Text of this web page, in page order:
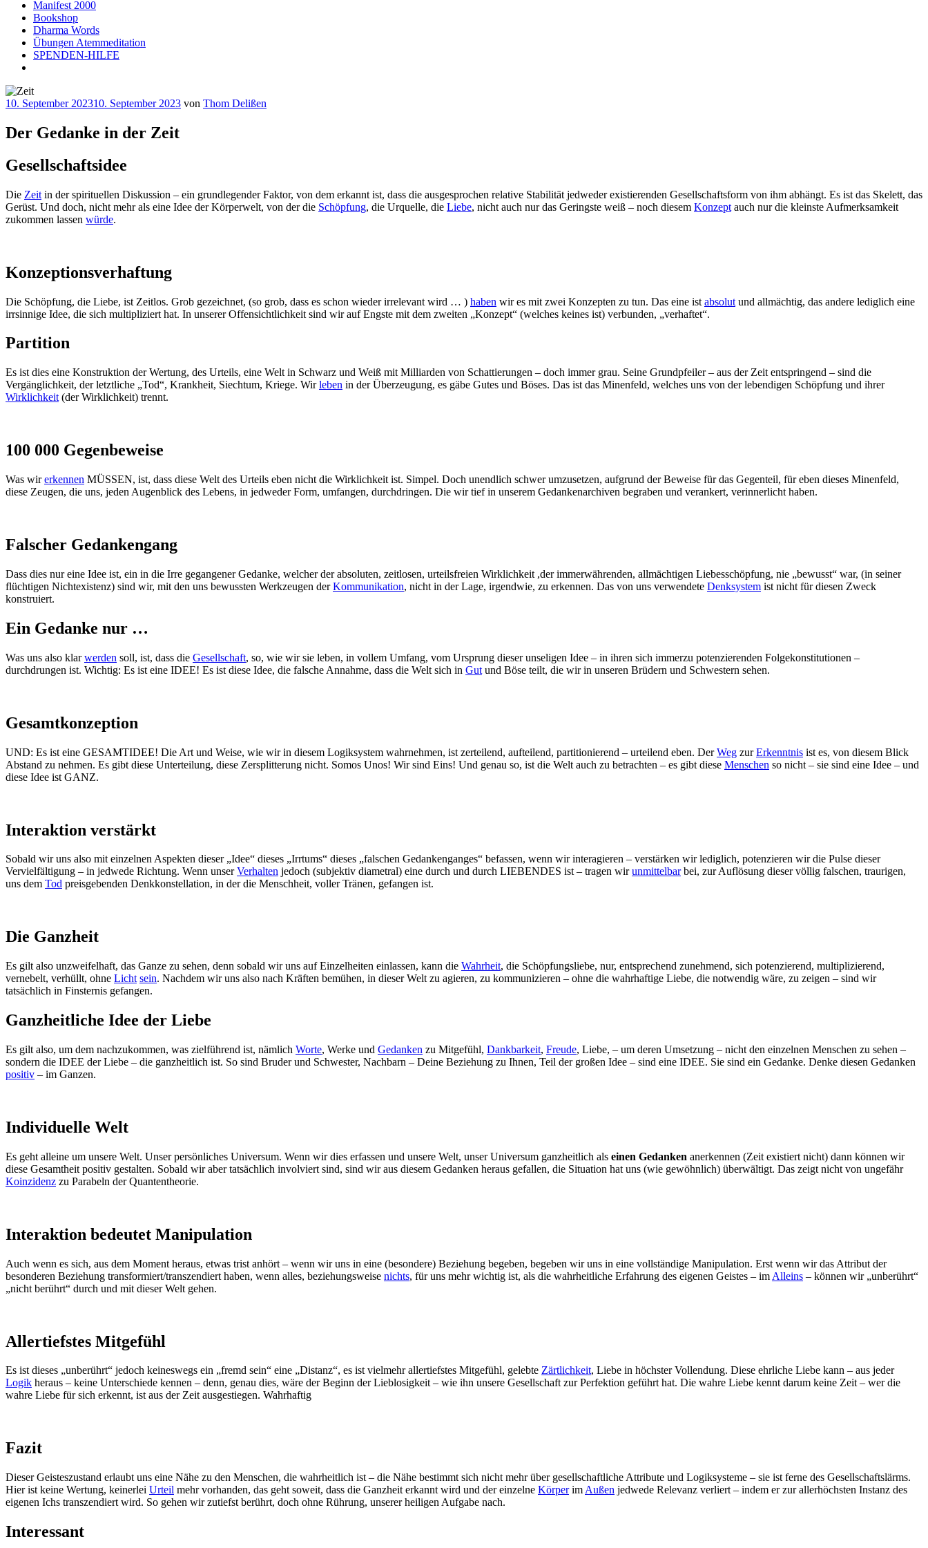
Manifest 2000
Bookshop
Dharma Words
Übungen Atemmeditation
SPENDEN-HILFE
Veröffentlicht
10. September 202310. September 2023 von Thom Delißen
Der Gedanke in der Zeit
Gesellschaftsidee
Die Zeit in der spirituellen Diskussion – ein grundlegender Faktor, von dem erkannt ist, dass die ausgesprochen relative Stabilität jedweder existierenden Gesellschaftsform von ihm abhängt. Es ist das Skelett, das
Gerüst. Und doch, nicht mehr als eine Idee der Körperwelt, von der die Schöpfung, die Urquelle, die Liebe, nicht auch nur das Geringste weiß – noch diesem Konzept auch nur die kleinste Aufmerksamkeit
zukommen lassen würde.
Konzeptionsverhaftung
Die Schöpfung, die Liebe, ist Zeitlos. Grob gezeichnet, (so grob, dass es schon wieder irrelevant wird … ) haben wir es mit zwei Konzepten zu tun. Das eine ist absolut und allmächtig, das andere lediglich eine
irrsinnige Idee, die sich multipliziert hat. In unserer Offensichtlichkeit sind wir auf Engste mit dem zweiten „Konzept“ (welches keines ist) verbunden, „verhaftet“.
Partition
Es ist dies eine Konstruktion der Wertung, des Urteils, eine Welt in Schwarz und Weiß mit Milliarden von Schattierungen – doch immer grau. Seine Grundpfeiler – aus der Zeit entspringend – sind die
Vergänglichkeit, der letztliche „Tod“, Krankheit, Siechtum, Kriege. Wirleben in der Überzeugung, es gäbe Gutes und Böses. Das ist das Minenfeld, welches uns von der lebendigen Schöpfung und ihrer
Wirklichkeit (der Wirklichkeit) trennt.
100 000 Gegenbeweise
Was wirerkennen MÜSSEN, ist, dass diese Welt des Urteils eben nicht die Wirklichkeit ist. Simpel. Doch unendlich schwer umzusetzen, aufgrund der Beweise für das Gegenteil, für eben dieses Minenfeld,
diese Zeugen, die uns, jeden Augenblick des Lebens, in jedweder Form, umfangen, durchdringen. Die wir tief in unserem Gedankenarchiven begraben und verankert, verinnerlicht haben.
Falscher Gedankengang
Dass dies nur eine Idee ist, ein in die Irre gegangener Gedanke, welcher der absoluten, zeitlosen, urteilsfreien Wirklichkeit ,der immerwährenden, allmächtigen Liebesschöpfung, nie „bewusst“ war, (in seiner
flüchtigen Nichtexistenz) sind wir, mit den uns bewussten Werkzeugen derKommunikation, nicht in der Lage, irgendwie, zu erkennen. Das von uns verwendete Denksystem ist nicht für diesen Zweck
konstruiert.
Ein Gedanke nur …
Was uns also klarwerden soll, ist, dass die Gesellschaft, so, wie wir sie leben, in vollem Umfang, vom Ursprung dieser unseligen Idee – in ihren sich immerzu potenzierenden Folgekonstitutionen –
durchdrungen ist. Wichtig: Es ist eine IDEE! Es ist diese Idee, die falsche Annahme, dass die Welt sich in Gut und Böse teilt, die wir in unseren Brüdern und Schwestern sehen.
Gesamtkonzeption
UND: Es ist eine GESAMTIDEE! Die Art und Weise, wie wir in diesem Logiksystem wahrnehmen, ist zerteilend, aufteilend, partitionierend – urteilend eben. DerWeg zurErkenntnis ist es, von diesem Blick
Abstand zu nehmen. Es gibt diese Unterteilung, diese Zersplitterung nicht. Somos Unos! Wir sind Eins! Und genau so, ist die Welt auch zu betrachten – es gibt diese Menschen so nicht – sie sind eine Idee – und
diese Idee ist GANZ.
Interaktion verstärkt
Sobald wir uns also mit einzelnen Aspekten dieser „Idee“ dieses „Irrtums“ dieses „falschen Gedankenganges“ befassen, wenn wir interagieren – verstärken wir lediglich, potenzieren wir die Pulse dieser
Vervielfältigung – in jedwede Richtung. Wenn unserVerhalten jedoch (subjektiv diametral) eine durch und durch LIEBENDES ist – tragen wirunmittelbarbei, zur Auflösung dieser völlig falschen, traurigen,
uns dem Tod preisgebenden Denkkonstellation, in der die Menschheit, voller Tränen, gefangen ist.
Die Ganzheit
Es gilt also unzweifelhaft, das Ganze zu sehen, denn sobald wir uns auf Einzelheiten einlassen, kann die Wahrheit, die Schöpfungsliebe, nur, entsprechend zunehmend, sich potenzierend, multiplizierend,
vernebelt, verhüllt, ohne Licht sein. Nachdem wir uns also nach Kräften bemühen, in dieser Welt zu agieren, zu kommunizieren – ohne die wahrhaftige Liebe, die notwendig wäre, zu zeigen – sind wir
tatsächlich in Finsternis gefangen.
Ganzheitliche Idee der Liebe
Es gilt also, um dem nachzukommen, was zielführend ist, nämlich Worte, Werke und Gedanken zu Mitgefühl, Dankbarkeit, Freude, Liebe, – um deren Umsetzung – nicht den einzelnen Menschen zu sehen –
sondern die IDEE der Liebe – die ganzheitlich ist. So sind Bruder und Schwester, Nachbarn – Deine Beziehung zu Ihnen, Teil der großen Idee – sind eine IDEE. Sie sind ein Gedanke. Denke diesen Gedanken
positiv – im Ganzen.
Individuelle Welt
Es geht alleine um unsere Welt. Unser persönliches Universum. Wenn wir dies erfassen und unsere Welt, unser Universum ganzheitlich als einen Gedanken anerkennen (Zeit existiert nicht) dann können wir
diese Gesamtheit positiv gestalten. Sobald wir aber tatsächlich involviert sind, sind wir aus diesem Gedanken heraus gefallen, die Situation hat uns (wie gewöhnlich) überwältigt. Das zeigt nicht von ungefähr
Koinzidenz zu Parabeln der Quantentheorie.
Interaktion bedeutet Manipulation
Auch wenn es sich, aus dem Moment heraus, etwas trist anhört – wenn wir uns in eine (besondere) Beziehung begeben, begeben wir uns in eine vollständige Manipulation. Erst wenn wir das Attribut der
besonderen Beziehung transformiert/transzendiert haben, wenn alles, beziehungsweise nichts, für uns mehr wichtig ist, als die wahrheitliche Erfahrung des eigenen Geistes – im Alleins – können wir „unberührt“
„nicht berührt“ durch und mit dieser Welt gehen.
Allertiefstes Mitgefühl
Es ist dieses „unberührt“ jedoch keineswegs ein „fremd sein“ eine „Distanz“, es ist vielmehr allertiefstes Mitgefühl, gelebte Zärtlichkeit, Liebe in höchster Vollendung. Diese ehrliche Liebe kann – aus jeder
Logik heraus – keine Unterschiede kennen – denn, genau dies, wäre der Beginn der Lieblosigkeit – wie ihn unsere Gesellschaft zur Perfektion geführt hat. Die wahre Liebe kennt darum keine Zeit – wer die
wahre Liebe für sich erkennt, ist aus der Zeit ausgestiegen. Wahrhaftig
Fazit
Dieser Geisteszustand erlaubt uns eine Nähe zu den Menschen, die wahrheitlich ist – die Nähe bestimmt sich nicht mehr über gesellschaftliche Attribute und Logiksysteme – sie ist ferne des Gesellschaftslärms.
Hier ist keine Wertung, keinerlei Urteil mehr vorhanden, das geht soweit, dass die Ganzheit erkannt wird und der einzelne Körperim Außen jedwede Relevanz verliert – indem er zur allerhöchsten Instanz des
eigenen Ichs transzendiert wird. So gehen wir zutiefst berührt, doch ohne Rührung, unserer heiligen Aufgabe nach.
Interessant